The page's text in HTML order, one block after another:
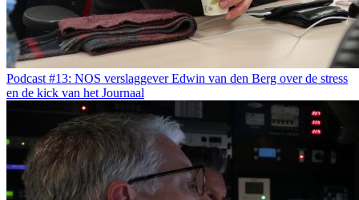
Podcast #13: NOS verslaggever Edwin van den Berg over de stress
en de kick van het Journaal